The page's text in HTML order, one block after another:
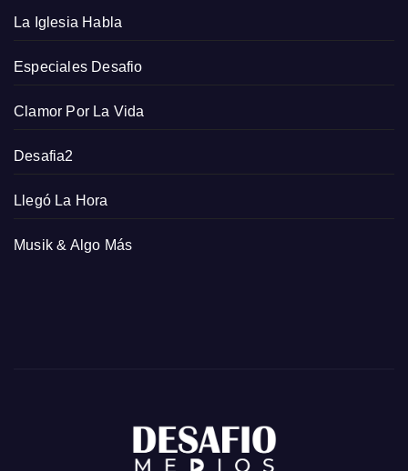
La Iglesia Habla
Especiales Desafio
Clamor Por La Vida
Desafia2
Llegó La Hora
Musik & Algo Más